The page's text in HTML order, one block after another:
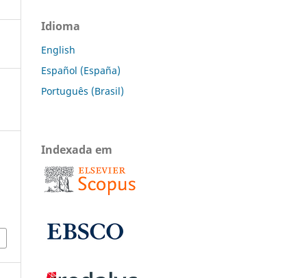
Idioma
English
Español (España)
Português (Brasil)
Indexada em